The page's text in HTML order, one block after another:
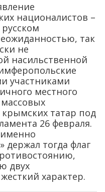
националистов –
так
не
насильственной
участниками
местного
крымских татар под
26 февраля.
держал тогда флаг
двух
характер.